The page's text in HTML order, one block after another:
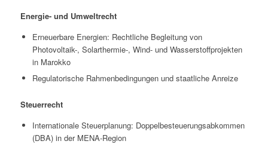
Energie- und Umweltrecht
Erneuerbare Energien: Rechtliche Begleitung von
Photovoltaik-, Solarthermie-, Wind- und Wasserstoffprojekten
in Marokko
Regulatorische Rahmenbedingungen und staatliche Anreize
Steuerrecht
Internationale Steuerplanung: Doppelbesteuerungsabkommen
(DBA) in der MENA-Region